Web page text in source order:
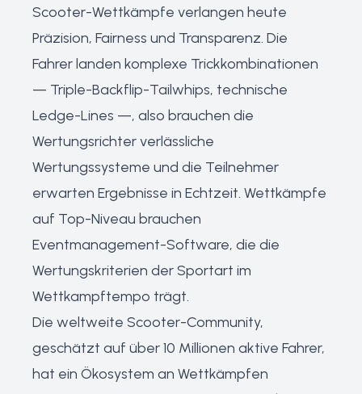
Scooter-Wettkämpfe verlangen heute
Präzision, Fairness und Transparenz. Die
Fahrer landen komplexe Trickkombinationen
— Triple-Backflip-Tailwhips, technische
Ledge-Lines —, also brauchen die
Wertungsrichter verlässliche
Wertungssysteme und die Teilnehmer
erwarten Ergebnisse in Echtzeit. Wettkämpfe
auf Top-Niveau brauchen
Eventmanagement-Software, die die
Wertungskriterien der Sportart im
Wettkampftempo trägt.
Die weltweite Scooter-Community,
geschätzt auf über 10 Millionen aktive Fahrer,
hat ein Ökosystem an Wettkämpfen